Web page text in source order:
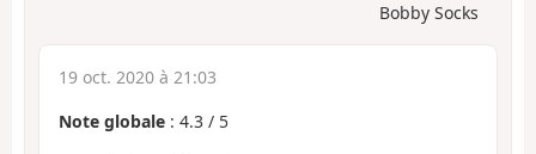
Bobby Socks
19 oct. 2020 à 21:03
Note globale : 4.3 / 5